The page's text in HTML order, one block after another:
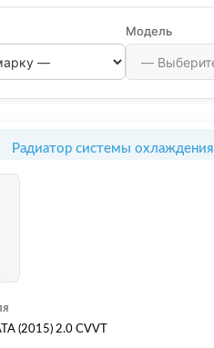
Модель
Радиатор системы охлаждения
(2015) 2.0 CVVT